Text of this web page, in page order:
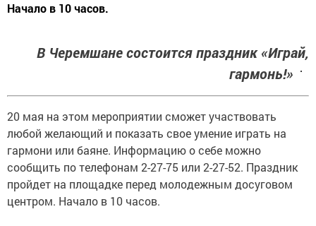
Начало в 10 часов.
В Черемшане состоится праздник «Играй,
гармонь!»
20 мая на этом мероприятии сможет участвовать
любой желающий и показать свое умение играть на
гармони или баяне. Информацию о себе можно
сообщить по телефонам 2-27-75 или 2-27-52. Праздник
пройдет на площадке перед молодежным досуговом
центром. Начало в 10 часов.